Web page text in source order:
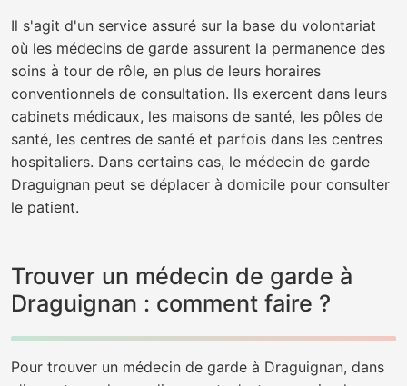
Il s'agit d'un service assuré sur la base du volontariat
où les médecins de garde assurent la permanence des
soins à tour de rôle, en plus de leurs horaires
conventionnels de consultation. Ils exercent dans leurs
cabinets médicaux, les maisons de santé, les pôles de
santé, les centres de santé et parfois dans les centres
hospitaliers. Dans certains cas, le médecin de garde
Draguignan peut se déplacer à domicile pour consulter
le patient.
Trouver un médecin de garde à
Draguignan : comment faire ?
Pour trouver un médecin de garde à Draguignan, dans